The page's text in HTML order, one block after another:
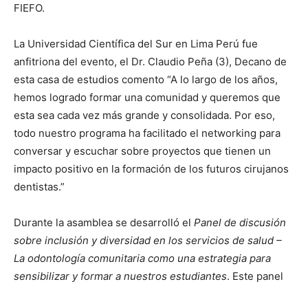
FIEFO.
La Universidad Científica del Sur en Lima Perú fue
anfitriona del evento, el Dr. Claudio Peña (3), Decano de
esta casa de estudios comento “A lo largo de los años,
hemos logrado formar una comunidad y queremos que
esta sea cada vez más grande y consolidada. Por eso,
todo nuestro programa ha facilitado el networking para
conversar y escuchar sobre proyectos que tienen un
impacto positivo en la formación de los futuros cirujanos
dentistas.”
Durante la asamblea se desarrolló el Panel de discusión
sobre inclusión y diversidad en los servicios de salud –
La odontología comunitaria como una estrategia para
sensibilizar y formar a nuestros estudiantes. Este panel